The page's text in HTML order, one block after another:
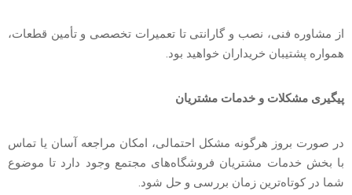
از مشاوره فنی، نصب و گارانتی تا تعمیرات تخصصی و تأمین قطعات،
همواره پشتیبان خریداران خواهید بود.
پیگیری مشکلات و خدمات مشتریان
در صورت بروز هرگونه مشکل احتمالی، امکان مراجعه آسان یا تماس
با بخش خدمات مشتریان فروشگاه‌های مجتمع وجود دارد تا موضوع
شما در کوتاه‌ترین زمان بررسی و حل شود.